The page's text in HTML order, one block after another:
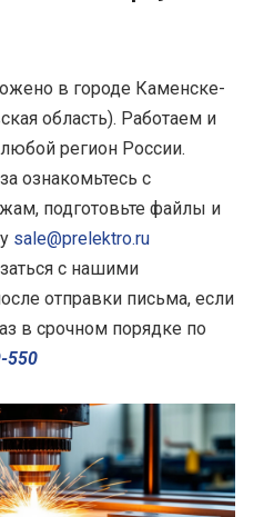
в городе Каменске-
область). Работаем и
регион России.
ознакомьтесь с
подготовьте файлы и
sale@prelektro.ru
с нашими
отправки письма, если
в срочном порядке по
550